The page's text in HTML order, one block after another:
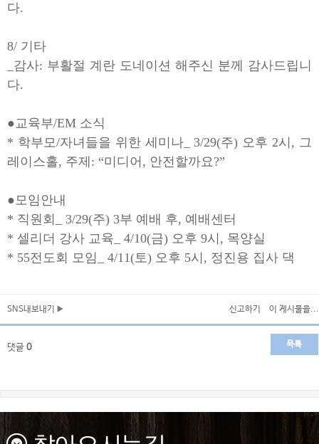
다.
8/ 기타
_감사: 부활절 계란 도네이션 해주신 분께 감사드립니
다.
●교육부/EM 소식
* 학부모/자녀들을 위한 세미나_ 3/29(주) 오후 2시, 그
레이스홀, 주제: “미디어, 안전할까요?”
●모임안내
* 직원회_ 3/29(주) 3부 예배 후, 예배센터
* 셀리더 강사 교육_ 4/10(금) 오후 9시, 목양실
* 55전도회 모임_ 4/11(토) 오후 5시, 정진용 집사 댁
SNS내보내기 신고하기 이 게시물을...
댓글 0 목록